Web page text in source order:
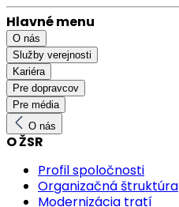
Hlavné menu
O nás
Služby verejnosti
Kariéra
Pre dopravcov
Pre média
O nás
O ŽSR
Profil spoločnosti
Organizačná štruktúra
Modernizácia tratí